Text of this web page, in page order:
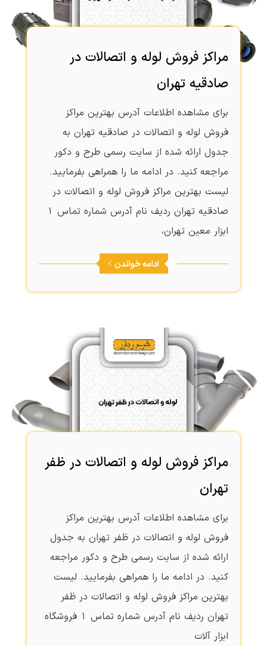
مراکز فروش لوله و اتصالات در
صادقیه تهران
برای مشاهده اطلاعات آدرس بهترین مراکز
فروش لوله و اتصالات در صادقیه تهران به
جدول ارائه شده از سایت رسمی طرح و دکور
مراجعه کنید. در ادامه ما را همراهی بفرمایید.
لیست بهترین مراکز فروش لوله و اتصالات در
صادقیه تهران ردیف نام آدرس شماره تماس 1
ابزار معین تهران،
ادامه خواندن
مراکز فروش لوله و اتصالات در ظفر
تهران
برای مشاهده اطلاعات آدرس بهترین مراکز
فروش لوله و اتصالات در ظفر تهران به جدول
ارائه شده از سایت رسمی طرح و دکور مراجعه
کنید. در ادامه ما را همراهی بفرمایید. لیست
بهترین مراکز فروش لوله و اتصالات در ظفر
تهران ردیف نام آدرس شماره تماس 1 فروشگاه
ابزار آلات